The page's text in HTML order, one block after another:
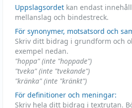
Uppslagsordet kan endast
mellanslag och bindestreck.
För synonymer, motsatsord och
Skriv ditt bidrag i grundform och
exempel nedan.
"hoppa" (inte "hoppade")
"tveka" (inte "tvekande")
"kränka" (inte "kränkt")
För definitioner och meningar:
Skriv hela ditt bidrag i textrutan.